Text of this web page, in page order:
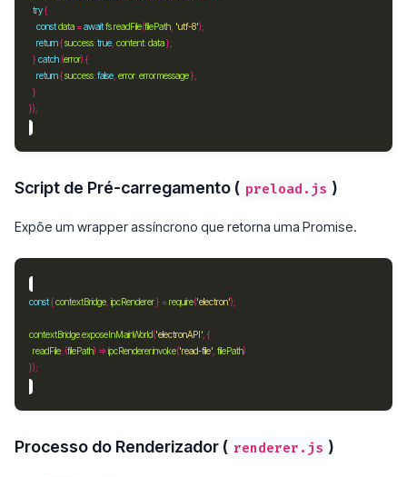
try
constdata =awaitfsreadFile(filePath 'utf-8'
return { success:true content:data
  }
catch (error
return { success:false error:error.message
Script de Pré-carregamento ( preload.js )
Expõe um wrapper assíncrono que retorna uma Promise.
const { contextBridge ipcRenderer } =require('electron'
contextBridgeexposeInMainWorld('electronAPI'
readFile: (filePath) => ipcRenderer.invoke('read-file' filePath
Processo do Renderizador ( renderer.js )